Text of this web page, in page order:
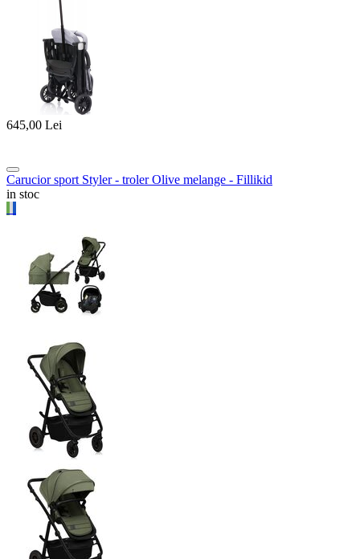
645,00 Lei
Carucior sport Styler - troler Olive melange - Fillikid
in stoc